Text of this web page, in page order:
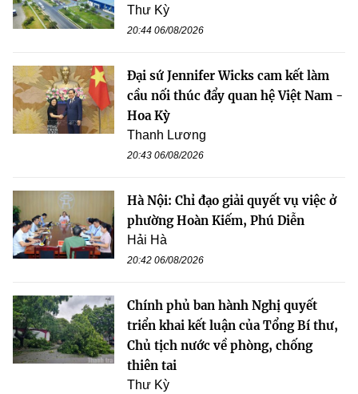
Thư Kỳ
20:44 06/08/2026
Đại sứ Jennifer Wicks cam kết làm
cầu nối thúc đẩy quan hệ Việt Nam -
Hoa Kỳ
Thanh Lương
20:43 06/08/2026
Hà Nội: Chỉ đạo giải quyết vụ việc ở
phường Hoàn Kiếm, Phú Diễn
Hải Hà
20:42 06/08/2026
Chính phủ ban hành Nghị quyết
triển khai kết luận của Tổng Bí thư,
Chủ tịch nước về phòng, chống
thiên tai
Thư Kỳ